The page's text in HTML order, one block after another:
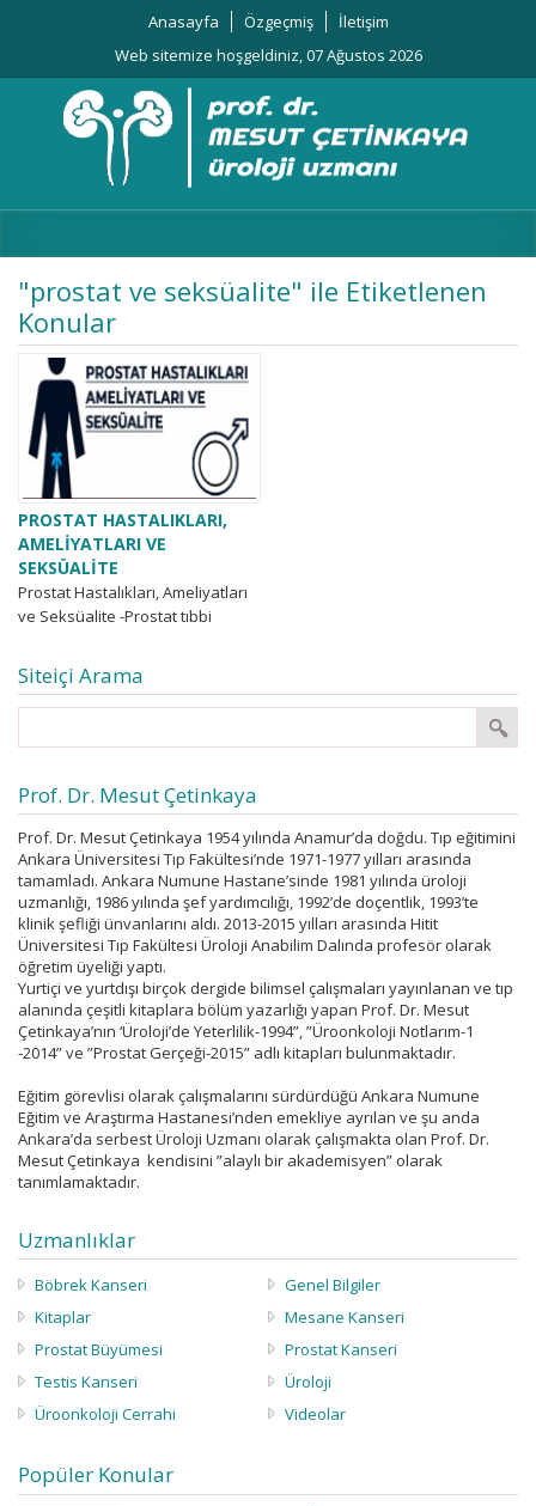
Anasayfa Özgeçmiş
İletişim
Web sitemize hoşgeldiniz, 07 Ağustos 2026
"prostat ve seksüalite" ile Etiketlenen
Konular
PROSTAT HASTALIKLARI,
AMELİYATLARI VE
SEKSÜALİTE
Prostat Hastalıkları, Ameliyatları
ve Seksüalite -Prostat tıbbi
glandlarından biridir”.
Seksüaliteden kasıt seks ile ilgili
olaylardır, yani cinsel...
Siteiçi Arama
Prof. Dr. Mesut Çetinkaya
Prof. Dr. Mesut Çetinkaya 1954 yılında Anamur’da doğdu. Tıp eğitimini
Ankara Üniversitesi Tıp Fakültesi’nde 1971-1977 yılları arasında
tamamladı. Ankara Numune Hastane’sinde 1981 yılında üroloji
uzmanlığı, 1986 yılında şef yardımcılığı, 1992’de doçentlik, 1993’te
klinik şefliği ünvanlarını aldı. 2013-2015 yılları arasında Hitit
Üniversitesi Tıp Fakültesi Üroloji Anabilim Dalında profesör olarak
öğretim üyeliği yaptı.
Yurtiçi ve yurtdışı birçok dergide bilimsel çalışmaları yayınlanan ve tıp
alanında çeşitli kitaplara bölüm yazarlığı yapan Prof. Dr. Mesut
Çetinkaya’nın ‘Üroloji’de Yeterlilik-1994”, ”Üroonkoloji Notlarım-1
-2014” ve ”Prostat Gerçeği-2015” adlı kitapları bulunmaktadır.
Eğitim görevlisi olarak çalışmalarını sürdürdüğü Ankara Numune
Eğitim ve Araştırma Hastanesi’nden emekliye ayrılan ve şu anda
Ankara’da serbest Üroloji Uzmanı olarak çalışmakta olan Prof. Dr.
Mesut Çetinkaya kendisini ”alaylı bir akademisyen” olarak
tanımlamaktadır.
Uzmanlıklar
Böbrek Kanseri
Genel Bilgiler
Kitaplar
Mesane Kanseri
Prostat Büyümesi
Prostat Kanseri
Testis Kanseri
Üroloji
Üroonkoloji Cerrahi
Videolar
Popüler Konular